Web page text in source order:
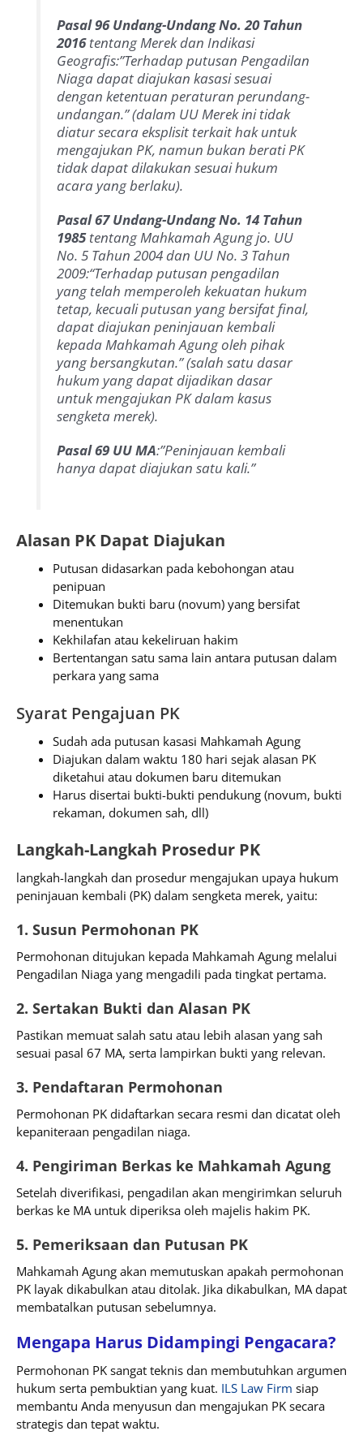
Pasal 96 Undang-Undang No. 20 Tahun
2016tentang Merek dan Indikasi
Geografis:”Terhadap putusan Pengadilan
Niaga dapat diajukan kasasi sesuai
dengan ketentuan peraturan perundang-
undangan.”(dalam UU Merek ini tidak
diatur secara eksplisit terkait hak untuk
mengajukan PK, namun bukan berati PK
tidak dapat dilakukan sesuai hukum
acara yang berlaku).
Pasal 67 Undang-Undang No. 14 Tahun
1985tentang Mahkamah Agung jo. UU
No. 5 Tahun 2004 dan UU No. 3 Tahun
2009:“Terhadap putusan pengadilan
yang telah memperoleh kekuatan hukum
tetap, kecuali putusan yang bersifat final,
dapat diajukan peninjauan kembali
kepada Mahkamah Agung oleh pihak
yang bersangkutan.”(salah satu dasar
hukum yang dapat dijadikan dasar
untuk mengajukan PK dalam kasus
sengketa merek).
Pasal 69 UU MA:”Peninjauan kembali
hanya dapat diajukan satu kali.”
Alasan PK Dapat Diajukan
Putusan didasarkan pada kebohongan atau
penipuan
Ditemukan bukti baru (novum) yang bersifat
menentukan
Kekhilafan atau kekeliruan hakim
Bertentangan satu sama lain antara putusan dalam
perkara yang sama
Syarat Pengajuan PK
Sudah ada putusan kasasi Mahkamah Agung
Diajukan dalam waktu 180 hari sejak alasan PK
diketahui atau dokumen baru ditemukan
Harus disertai bukti-bukti pendukung (novum, bukti
rekaman, dokumen sah, dll)
Langkah-Langkah Prosedur PK
langkah-langkah dan prosedur mengajukan upaya hukum
peninjauan kembali (PK) dalam sengketa merek, yaitu:
1. Susun Permohonan PK
Permohonan ditujukan kepada Mahkamah Agung melalui
Pengadilan Niaga yang mengadili pada tingkat pertama.
2. Sertakan Bukti dan Alasan PK
Pastikan memuat salah satu atau lebih alasan yang sah
sesuai pasal 67 MA, serta lampirkan bukti yang relevan.
3. Pendaftaran Permohonan
Permohonan PK didaftarkan secara resmi dan dicatat oleh
kepaniteraan pengadilan niaga.
4. Pengiriman Berkas ke Mahkamah Agung
Setelah diverifikasi, pengadilan akan mengirimkan seluruh
berkas ke MA untuk diperiksa oleh majelis hakim PK.
5. Pemeriksaan dan Putusan PK
Mahkamah Agung akan memutuskan apakah permohonan
PK layak dikabulkan atau ditolak. Jika dikabulkan, MA dapat
membatalkan putusan sebelumnya.
Mengapa Harus Didampingi Pengacara?
Permohonan PK sangat teknis dan membutuhkan argumen
hukum serta pembuktian yang kuat. ILS Law Firm siap
membantu Anda menyusun dan mengajukan PK secara
strategis dan tepat waktu.